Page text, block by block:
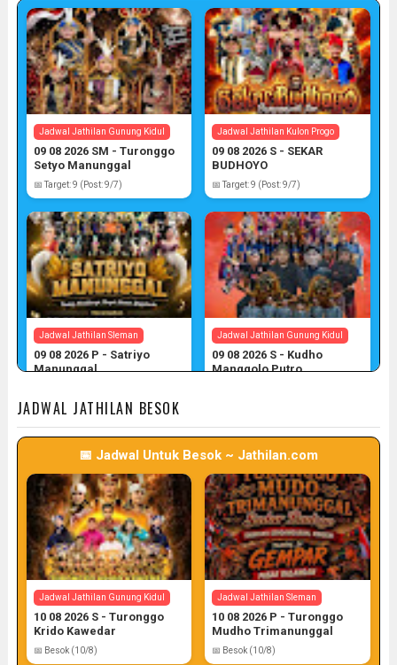
Jadwal Jathilan Gunung Kidul
09 08 2026 SM - Turonggo
Setyo Manunggal
📅 Target: 9 (Post: 9/7)
Jadwal Jathilan Kulon Progo
09 08 2026 S - SEKAR
BUDHOYO
📅 Target: 9 (Post: 9/7)
Jadwal Jathilan Sleman
09 08 2026 P - Satriyo
Manunggal
Jadwal Jathilan Gunung Kidul
09 08 2026 S - Kudho
Manggolo Putro
Jadwal Jathilan Gunung Kidul
09 08 2026 P - Kudho Tri
Pamungkas
📅 Target: 9 (Post: 9/7)
Jadwal Jathilan Kulon Progo
09 08 2026 M - Turonggo
Manik Seto
📅 Target: 9 (Post: 9/7)
JADWAL JATHILAN BESOK
📅 Jadwal Untuk Besok ~ Jathilan.com
Jadwal Jathilan Gunung Kidul
10 08 2026 S - Turonggo
Krido Kawedar
📅 Besok (10/8)
Jadwal Jathilan Sleman
10 08 2026 P - Turonggo
Mudho Trimanunggal
📅 Besok (10/8)